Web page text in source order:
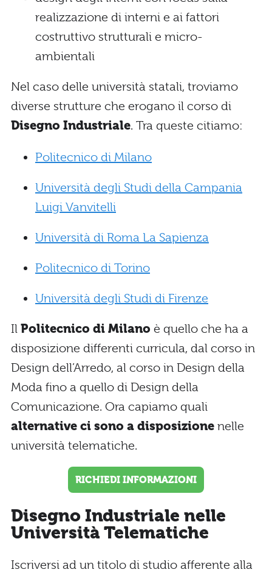
realizzazione di interni e ai fattori
costruttivo strutturali e micro-
ambientali
Nel caso delle università statali, troviamo
diverse strutture che erogano il corso di
Disegno Industriale. Tra queste citiamo:
Politecnico di Milano
Università degli Studi della Campania
Luigi Vanvitelli
Università di Roma La Sapienza
Politecnico di Torino
Università degli Studi di Firenze
Il Politecnico di Milano è quello che ha a
disposizione differenti curricula, dal corso in
Design dell’Arredo, al corso in Design della
Moda fino a quello di Design della
Comunicazione. Ora capiamo quali
alternative ci sono a disposizione nelle
università telematiche.
RICHIEDI INFORMAZIONI
Disegno Industriale nelle
Università Telematiche
Iscriversi ad un titolo di studio afferente alla